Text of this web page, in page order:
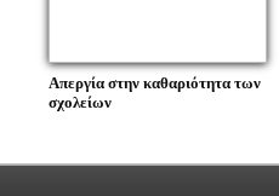
Απεργία στην καθαριότητα των
σχολείων